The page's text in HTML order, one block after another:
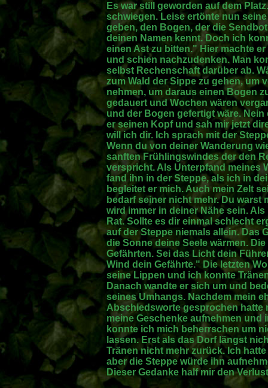
Es war still geworden auf dem
schwiegen. Leise ertönte nun
geben, den Bogen, der die
deinen Namen kennt. Doch ich
einen Ast zu bitten." Hier machte
und schien nachzudenken. Man
selbst Rechenschaft darüber ab.
zum Wald der Sippe zu gehen, um
nehmen, um daraus einen Bogen
gedauert und Wochen wären
und der Bogen gefertigt wäre.
er seinen Kopf und sah mir jetzt
will ich dir. Ich sprach mit der
Wenn du von deiner Wanderung
sanften Frühlingswindes der den
verspricht. Als Unterpfand meines
fand ihn in der Steppe, als ich in
begleitet er mich. Auch mein Zelt
bedarf seiner nicht mehr. Du warst
wird immer in deiner Nähe sein.
Rat. Sollte es dir einmal schlecht
auf der Steppe niemals allein. Das
die Sonne deine Seele wärmen.
Gefährten. Sei das Licht dein
Wind dein Gefährte." Die letzten
seine Lippen und ich konnte
Danach wandte er sich um und
seines Umhangs. Nachdem mein
Abschiedsworte gesprochen hatte
meine Geschenke aufnehmen und
konnte ich mich beherrschen um
lassen. Erst als das Dorf längst
Tränen nicht mehr zurück. Ich
aber die Steppe würde ihn
Dieser Gedanke half mir den